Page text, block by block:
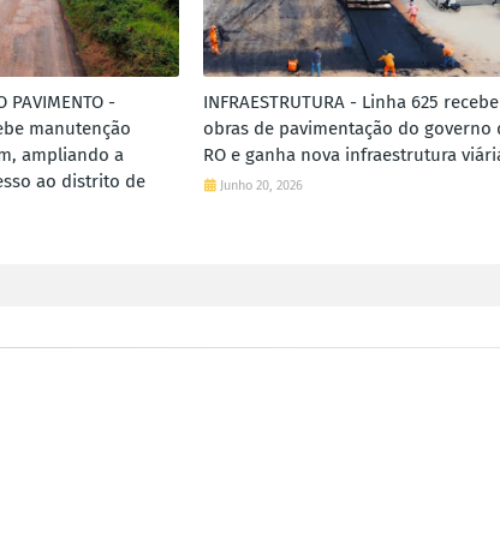
PAVIMENTO -
manutenção
ampliando a
ao distrito de
INFRAESTRUTURA - Linha 625 recebe
obras de pavimentação do governo
RO e ganha nova infraestrutura
Junho 20, 2026